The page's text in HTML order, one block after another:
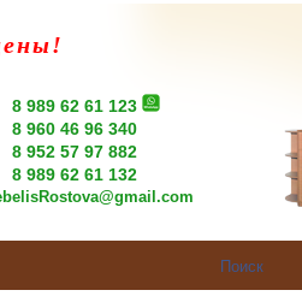
8 989 62 61 123
8 960 46 96 340
8 952 57 97 882
8 989 62 61 132